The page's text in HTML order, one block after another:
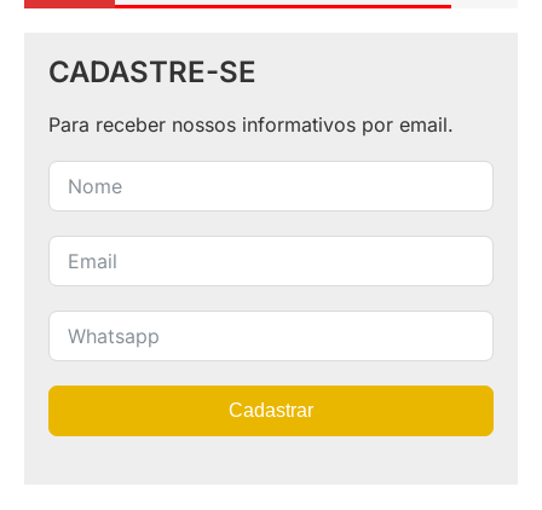
CADASTRE-SE
Para receber nossos informativos por email.
Cadastrar